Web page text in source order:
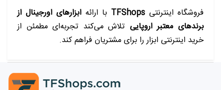
فروشگاه اینترنتی TFShops با ارائه ابزارهای اورجینال از
برندهای معتبر اروپایی تلاش می‌کند تجربه‌ای مطمئن از
خرید اینترنتی ابزار را برای مشتریان فراهم کند.